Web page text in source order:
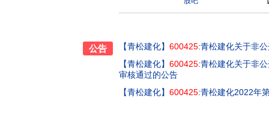
公告 【青松建化】 600425:青松建化关于非
【青松建化】 600425:青松建化关于非
审核通过的公告
【青松建化】 600425:青松建化2022年